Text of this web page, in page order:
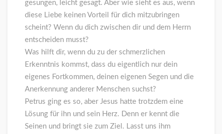
gesungen, leicht gesagt. Aber wie sieht es aus, wenn
diese Liebe keinen Vorteil für dich mitzubringen
scheint? Wenn du dich zwischen dir und dem Herrn
entscheiden musst?
Was hilft dir, wenn du zu der schmerzlichen
Erkenntnis kommst, dass du eigentlich nur dein
eigenes Fortkommen, deinen eigenen Segen und die
Anerkennung anderer Menschen suchst?
Petrus ging es so, aber Jesus hatte trotzdem eine
Lösung für ihn und sein Herz. Denn er kennt die
Seinen und bringt sie zum Ziel. Lasst uns ihm